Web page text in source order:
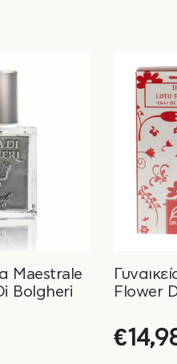
Maestrale
Bolgheri
€